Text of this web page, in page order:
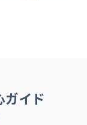
ガイド